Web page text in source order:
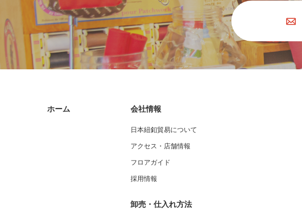
ホーム 会社情報
日本紐釦貿易について
アクセス・店舗情報
フロアガイド
採用情報
卸売・仕入れ方法